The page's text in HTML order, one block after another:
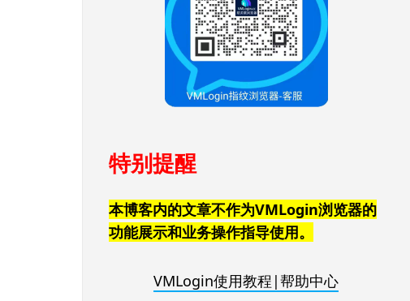
特别提醒
本博客内的文章不作为VMLogin浏览器的
功能展示和业务操作指导使用。
VMLogin使用教程|帮助中心